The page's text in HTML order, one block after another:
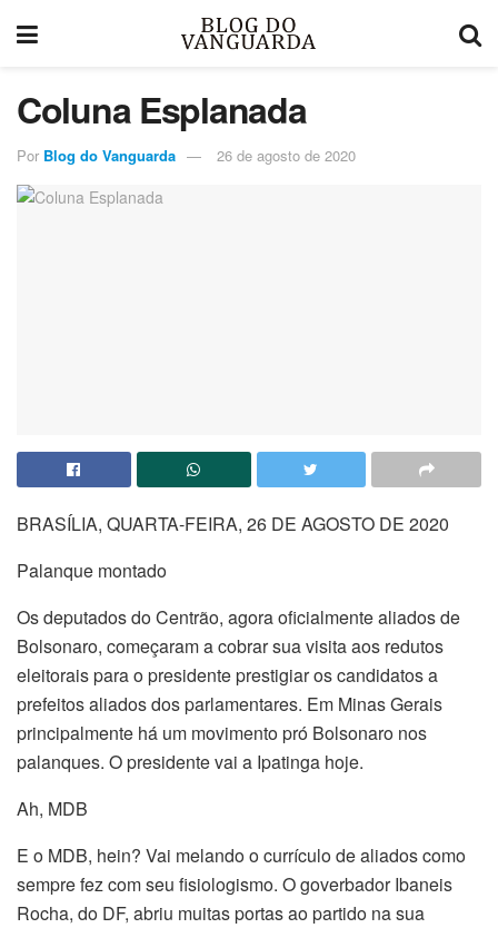
Coluna Esplanada
Por Blog do Vanguarda 26 de agosto de 2020
BRASÍLIA, QUARTA-FEIRA, 26 DE AGOSTO DE 2020
Palanque montado
Os deputados do Centrão, agora oficialmente aliados de
Bolsonaro, começaram a cobrar sua visita aos redutos
eleitorais para o presidente prestigiar os candidatos a
prefeitos aliados dos parlamentares. Em Minas Gerais
principalmente há um movimento pró Bolsonaro nos
palanques. O presidente vai a Ipatinga hoje.
Ah, MDB
E o MDB, hein? Vai melando o currículo de aliados como
sempre fez com seu fisiologismo. O goverbador Ibaneis
Rocha, do DF, abriu muitas portas ao partido na sua